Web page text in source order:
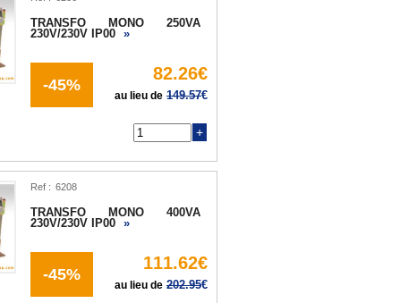
TRANSFO MONO 250VA
230V/230V IP00 »
-45%
82.26€
au lieu de 149.57€
Ref :
TRANSFO MONO 400VA
230V/230V IP00 »
-45%
111.62€
au lieu de 202.95€